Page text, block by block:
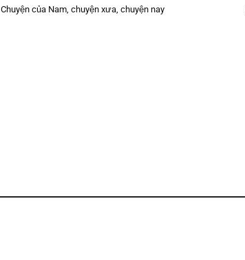
Chuyện của Nam, chuyện xưa, chuyện nay